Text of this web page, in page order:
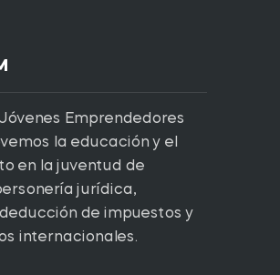
Emprendedores
la educación y el
en la juventud de
jurídica,
de impuestos y
internacionales.